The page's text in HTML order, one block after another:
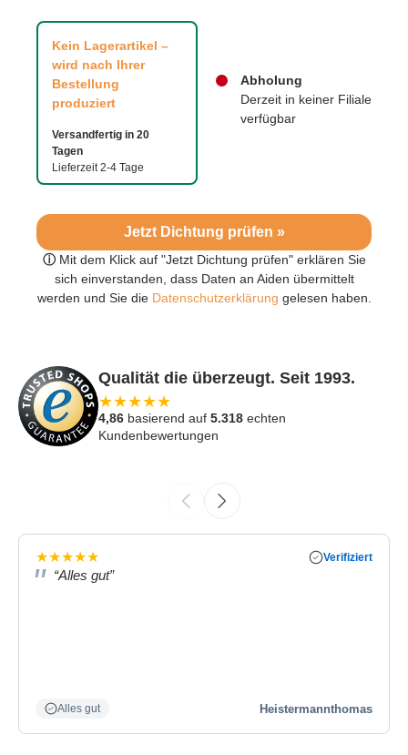
Jetzt Dichtung prüfen »
ⓘ Mit dem Klick auf "Jetzt Dichtung prüfen" erklären Sie
sich einverstanden, dass Daten an Aiden übermittelt
werden und Sie dieDatenschutzerklärung gelesen haben.
Kein Lagerartikel –
wird nach Ihrer
Bestellung
produziert
Versandfertig in 20
Tagen
Lieferzeit 2-4 Tage
Abholung
Derzeit in keiner Filiale
verfügbar
Qualität die überzeugt. Seit 1993.
★★★★★
4,86 basierend auf 5.318 echten
Kundenbewertungen
★★★★★ Verifiziert
“Alles gut”
Alles gut Heistermannthomas